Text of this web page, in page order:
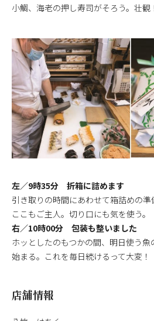
小鯛、海老の押し寿司がそろう。壮観
左／9時35分 折箱に詰めます
引き取りの時間にあわせて箱詰めの
ここもご主人。切り口にも気を使う。
右／10時00分 包装も整いました
ホッとしたのもつかの間、明日使う
始まる。これを毎日続けるって大変！
店舗情報